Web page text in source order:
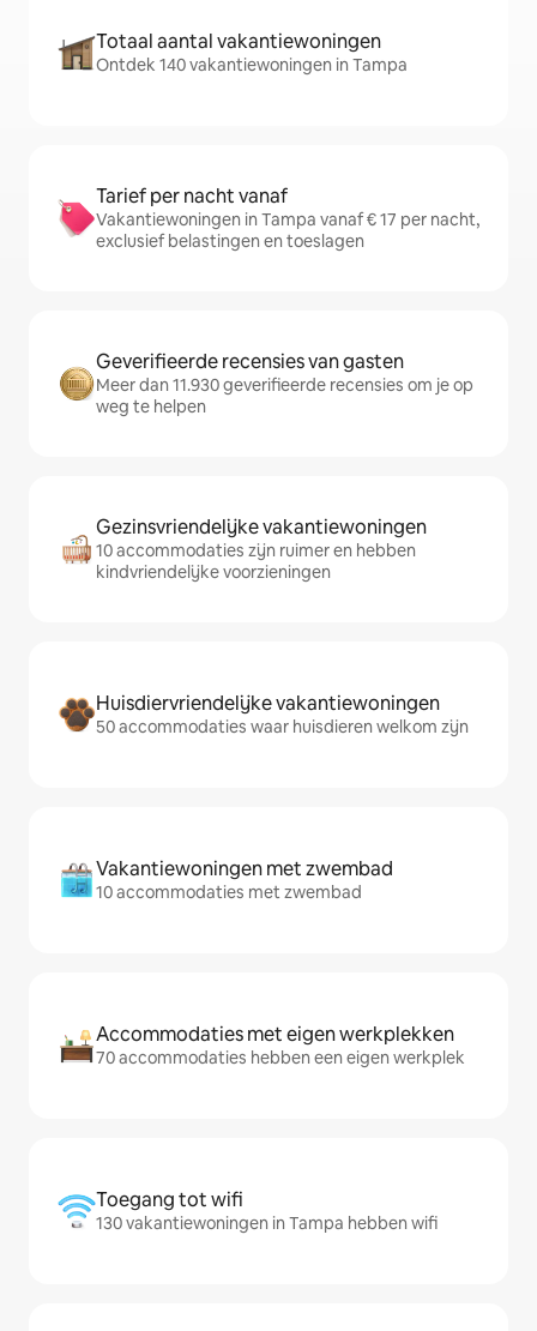
Totaal aantal vakantiewoningen
Ontdek 140 vakantiewoningen in Tampa
Tarief per nacht vanaf
Vakantiewoningen in Tampa vanaf € 17 per nacht,
exclusief belastingen en toeslagen
Geverifieerde recensies van gasten
Meer dan 11.930 geverifieerde recensies om je op
weg te helpen
Gezinsvriendelijke vakantiewoningen
10 accommodaties zijn ruimer en hebben
kindvriendelijke voorzieningen
Huisdiervriendelijke vakantiewoningen
50 accommodaties waar huisdieren welkom zijn
Vakantiewoningen met zwembad
10 accommodaties met zwembad
Accommodaties met eigen werkplekken
70 accommodaties hebben een eigen werkplek
Toegang tot wifi
130 vakantiewoningen in Tampa hebben wifi